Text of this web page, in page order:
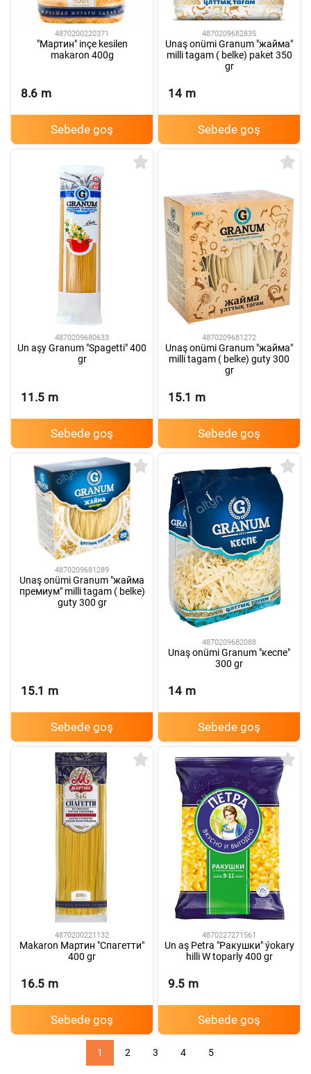
4870200220371
"Мартин" inçe kesilen
makaron 400g
8.6 m
Sebede goş
4870209682835
Unaş onümi Granum "жайма"
milli tagam ( belke) paket 350
gr
14 m
Sebede goş
4870209680633
Un aşy Granum "Spagetti" 400
gr
11.5 m
Sebede goş
4870209681272
Unaş onümi Granum "жайма"
milli tagam ( belke) guty 300
gr
15.1 m
Sebede goş
4870209681289
Unaş onümi Granum "жайма
премиум" milli tagam ( belke)
guty 300 gr
15.1 m
Sebede goş
4870209682088
Unaş onümi Granum "кеспе"
300 gr
14 m
Sebede goş
4870200221132
Makaron Мартин "Спагетти"
400 gr
16.5 m
Sebede goş
4870227271561
Un aş Petra "Ракушки" ýokary
hilli W toparly 400 gr
9.5 m
Sebede goş
1 2 3 4 5